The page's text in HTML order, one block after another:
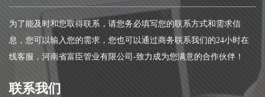
为了能及时和您取得联系，请您务必填写您的联系方式和需求信
息，您可以输入您的需求，您也可以通过商务联系我们的24小时在
线客服，河南省富臣管业有限公司-致力成为您满意的合作伙伴！
联系我们